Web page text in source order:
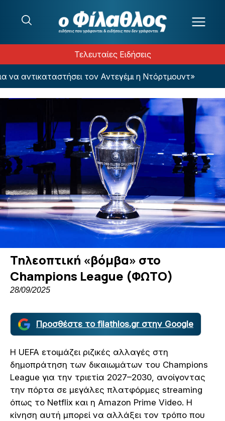
Τελευταίες Ειδήσεις
τον Αντεγέμι η Ντόρτμουντ»
Τηλεοπτική «βόμβα» στο
Champions League (ΦΩΤΟ)
28/09/2025
Προσθέστε το filathlos.gr στην Google
Η UEFA ετοιμάζει ριζικές αλλαγές στη
δημοπράτηση των δικαιωμάτων του Champions
League για την τριετία 2027–2030, ανοίγοντας
την πόρτα σε μεγάλες πλατφόρμες streaming
όπως το Netflix και η Amazon Prime Video. Η
κίνηση αυτή μπορεί να αλλάξει τον τρόπο που